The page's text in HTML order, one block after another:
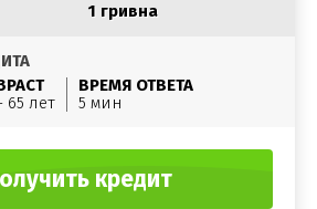
1 гривна
65 лет
ВРЕМЯ ОТВЕТА
5 мин
кредит